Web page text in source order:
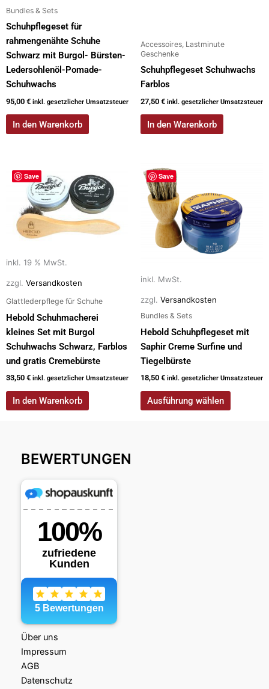
Bundles & Sets
Schuhpflegeset für
rahmengenähte Schuhe
Schwarz mit Burgol- Bürsten-
Ledersohlenöl-Pomade-
Schuhwachs
95,00 € inkl. gesetzlicher Umsatzsteuer
In den Warenkorb
Accessoires, Lastminute
Geschenke
Schuhpflegeset Schuhwachs
Farblos
27,50 € inkl. gesetzlicher Umsatzsteuer
In den Warenkorb
Save
inkl. 19 % MwSt.
zzgl. Versandkosten
Glattlederpflege für Schuhe
Hebold Schuhmacherei
kleines Set mit Burgol
Schuhwachs Schwarz, Farblos
und gratis Cremebürste
33,50 € inkl. gesetzlicher Umsatzsteuer
In den Warenkorb
Save
inkl. MwSt.
zzgl. Versandkosten
Bundles & Sets
Hebold Schuhpflegeset mit
Saphir Creme Surfine und
Tiegelbürste
18,50 € inkl. gesetzlicher Umsatzsteuer
Ausführung wählen
Dieses
Produkt
weist
mehrere
Varianten
können
auf
der
Produktseite
gewählt
werden
BEWERTUNGEN
Über uns
Impressum
AGB
Datenschutz